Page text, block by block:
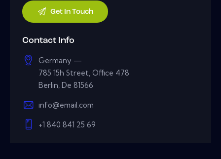
Contact Info
Germany —
785 15h Street, Office 478
Berlin, De 81566
info@email.com
+1 840 841 25 69